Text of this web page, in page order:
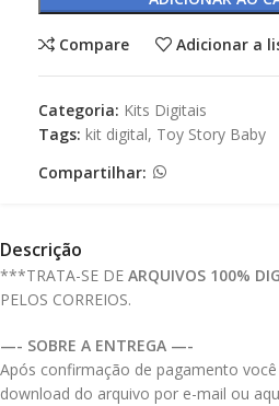
Compare Adicionar a
Categoria: Kits Digitais
Tags: kit digital, Toy Story Baby
Compartilhar:
Descrição
***TRATA-SE DE ARQUIVOS 100%
PELOS CORREIOS.
—- SOBRE A ENTREGA —-
Após confirmação de pagamento
download do arquivo por e-mail ou